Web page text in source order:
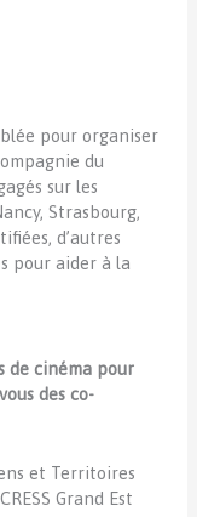
pour organiser
du
sur les
Strasbourg,
d’autres
pour aider à la
de cinéma pour
des co-
et Territoires
Grand Est